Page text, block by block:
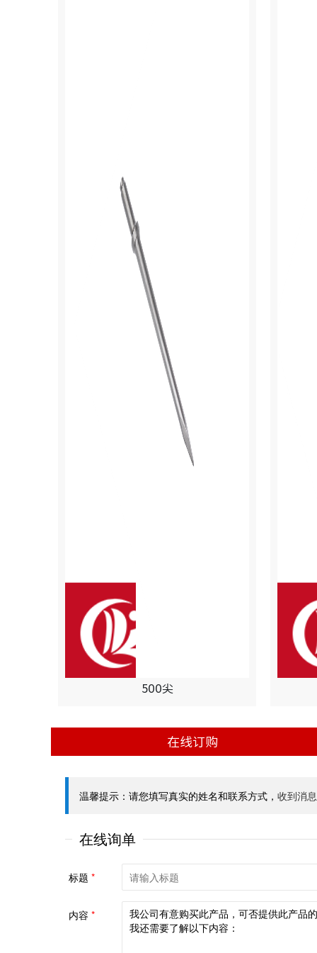
500尖
在线订购